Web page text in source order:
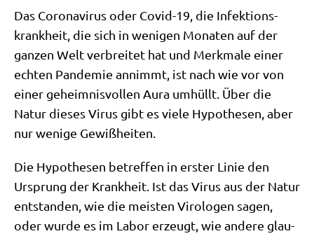
Das Coro­na­vi­rus oder Covid-19, die Infek­ti­ons­
krank­heit, die sich in weni­gen Mona­ten auf der
gan­zen Welt ver­brei­tet hat und Merk­ma­le einer
ech­ten Pan­de­mie annimmt, ist nach wie vor von
einer geheim­nis­vol­len Aura umhüllt. Über die
Natur die­ses Virus gibt es vie­le Hypo­the­sen, aber
nur weni­ge Gewißheiten.
Die Hypo­the­sen betref­fen in erster Linie den
Ursprung der Krank­heit. Ist das Virus aus der Natur
ent­stan­den, wie die mei­sten Viro­lo­gen sagen,
oder wur­de es im Labor erzeugt, wie ande­re glau­